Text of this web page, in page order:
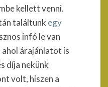
kellett venni.
találtunk egy
infó le van
ahol árajánlatot is
díja nekünk
volt, hiszen a